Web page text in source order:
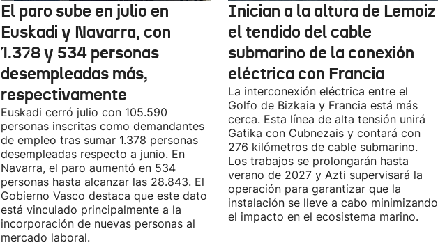
El paro sube en julio en
Euskadi y Navarra, con
1.378 y 534 personas
desempleadas más,
respectivamente
Euskadi cerró julio con 105.590
personas inscritas como demandantes
de empleo tras sumar 1.378 personas
desempleadas respecto a junio. En
Navarra, el paro aumentó en 534
personas hasta alcanzar las 28.843. El
Gobierno Vasco destaca que este dato
está vinculado principalmente a la
incorporación de nuevas personas al
mercado laboral.
Inician a la altura de Lemoiz
el tendido del cable
submarino de la conexión
eléctrica con Francia
La interconexión eléctrica entre el
Golfo de Bizkaia y Francia está más
cerca. Esta línea de alta tensión unirá
Gatika con Cubnezais y contará con
276 kilómetros de cable submarino.
Los trabajos se prolongarán hasta
verano de 2027 y Azti supervisará la
operación para garantizar que la
instalación se lleve a cabo minimizando
el impacto en el ecosistema marino.